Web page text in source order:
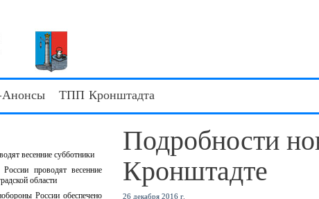
ТПП Кронштадта
весенние субботники
проводят весенние
области
России обеспечено
Подробности
Кронштадте
26 декабря 2016 г.